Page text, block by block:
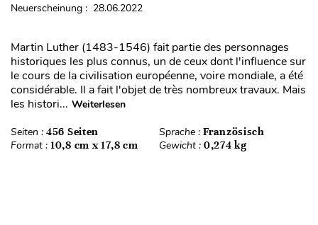
Neuerscheinung : 28.06.2022
Martin Luther (1483-1546) fait partie des personnages
historiques les plus connus, un de ceux dont l'influence sur
le cours de la civilisation européenne, voire mondiale, a été
considérable. Il a fait l'objet de très nombreux travaux. Mais
les histori... Weiterlesen
Seiten : 456 Seiten Sprache : Französisch
Format : 10,8 cm x 17,8 cm Gewicht : 0,274 kg